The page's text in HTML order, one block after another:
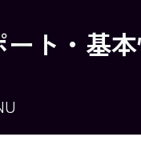
ト・基